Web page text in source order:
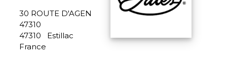
30 ROUTE D'AGEN
47310
47310
Estillac
France